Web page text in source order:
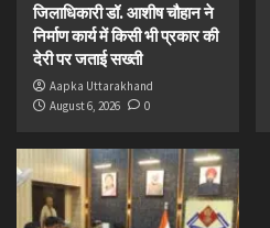
जिलाधिकारी डॉ. आशीष चौहान ने
निर्माण कार्य में किसी भी प्रकार की
देरी पर जताई सख्ती
Aapka Uttarakhand
August 6, 2026
0